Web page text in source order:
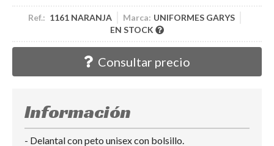
Ref.: 1161 NARANJA Marca: UNIFORMES GARYS
EN STOCK
Consultar precio
Información
- Delantal con peto unisex con bolsillo.